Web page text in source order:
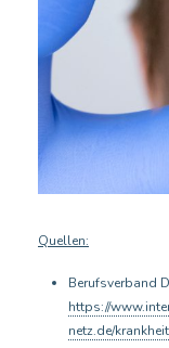
Quellen:
Berufsverband
https://
netz.de/